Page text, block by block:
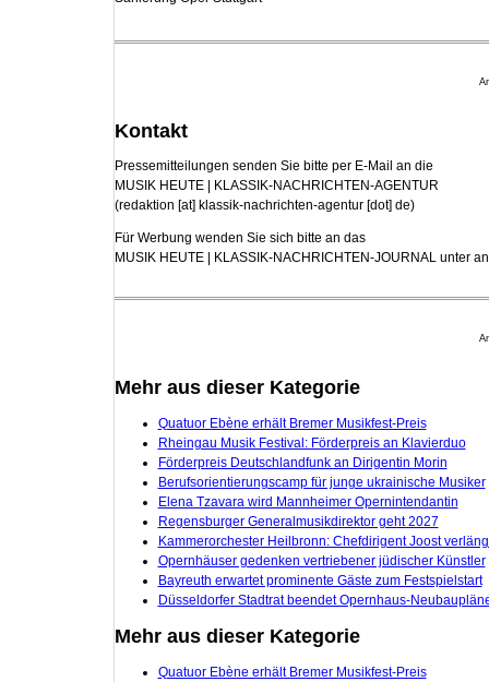
Kontakt
Pressemitteilungen senden Sie bitte per E-Mail an die
MUSIK HEUTE | KLASSIK-NACHRICHTEN-AGENTUR
(redaktion [at] klassik-nachrichten-agentur [dot] de)
Für Werbung wenden Sie sich bitte an das
MUSIK HEUTE | KLASSIK-NACHRICHTEN-JOURNAL unter
Mehr aus dieser Kategorie
Quatuor Ebène erhält Bremer Musikfest-Preis
Rheingau Musik Festival: Förderpreis an Klavierduo
Förderpreis Deutschlandfunk an Dirigentin Morin
Berufsorientierungscamp für junge ukrainische Musiker
Elena Tzavara wird Mannheimer Opernintendantin
Regensburger Generalmusikdirektor geht 2027
Kammerorchester Heilbronn: Chefdirigent Joost
Opernhäuser gedenken vertriebener jüdischer Künstler
Bayreuth erwartet prominente Gäste zum Festspielstart
Düsseldorfer Stadtrat beendet Opernhaus-
Mehr aus dieser Kategorie
Quatuor Ebène erhält Bremer Musikfest-Preis